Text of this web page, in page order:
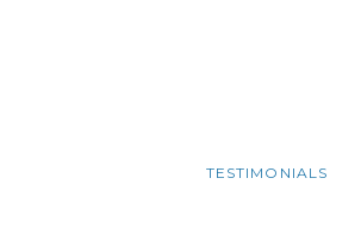
TESTIMONIALS